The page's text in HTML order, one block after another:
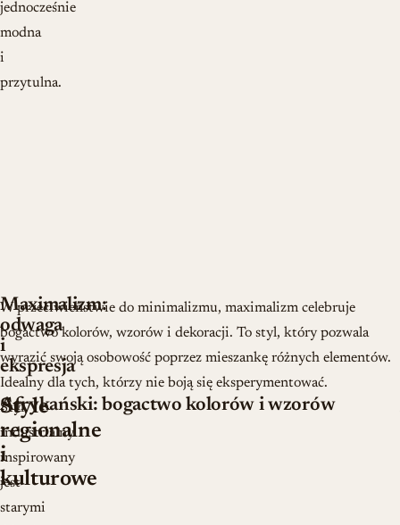
jednocześnie
modna
i
przytulna.
Maximalizm:
odwaga
i
ekspresja
W przeciwieństwie do minimalizmu, maximalizm celebruje
bogactwo kolorów, wzorów i dekoracji. To styl, który pozwala
wyrazić swoją osobowość poprzez mieszankę różnych elementów.
Idealny dla tych, którzy nie boją się eksperymentować.
Styl
industrialny
inspirowany
jest
starymi
Style
regionalne
i
kulturowe
Afrykański: bogactwo kolorów i wzorów